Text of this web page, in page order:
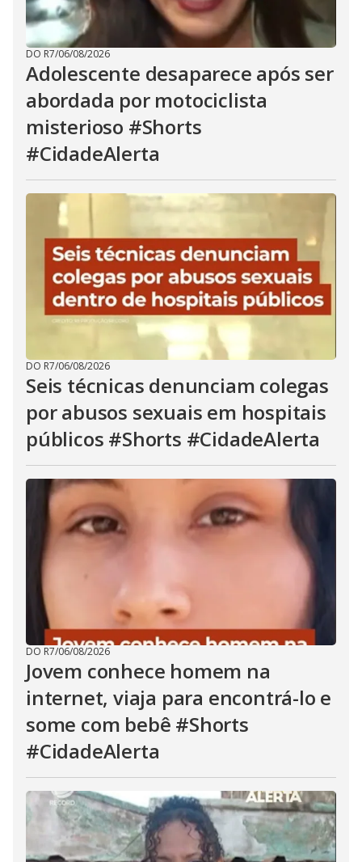
DO R7/06/08/2026
Adolescente desaparece após ser
abordada por motociclista
misterioso #Shorts
#CidadeAlerta
DO R7/06/08/2026
Seis técnicas denunciam colegas
por abusos sexuais em hospitais
públicos #Shorts #CidadeAlerta
DO R7/06/08/2026
Jovem conhece homem na
internet, viaja para encontrá-lo e
some com bebê #Shorts
#CidadeAlerta